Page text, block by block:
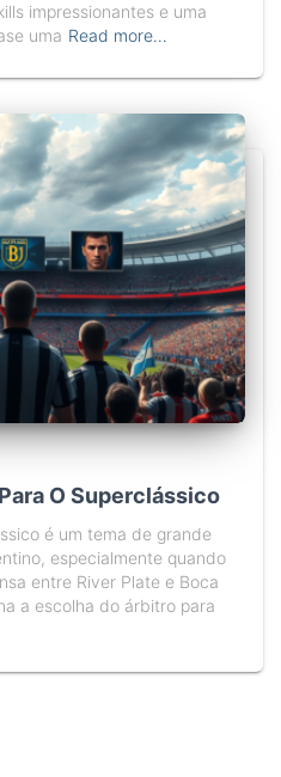
impressionantes e uma
uma Read more…
O Superclássico
é um tema de grande
especialmente quando
entre River Plate e Boca
a escolha do árbitro para